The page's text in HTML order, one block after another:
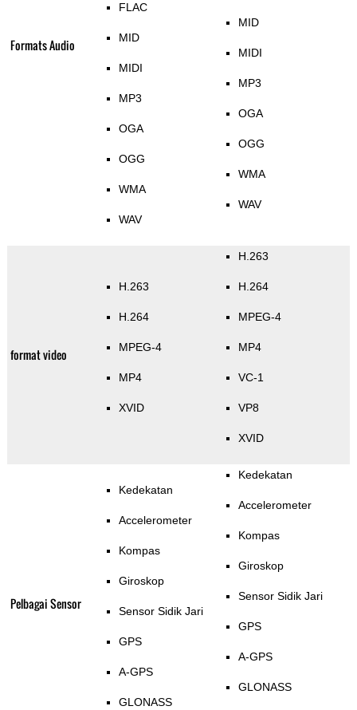
Formats Audio
FLAC
MID
MIDI
MP3
OGA
OGG
WMA
WAV
MID
MIDI
MP3
OGA
OGG
WMA
WAV
format video
H.263
H.264
MPEG-4
MP4
XVID
H.263
H.264
MPEG-4
MP4
VC-1
VP8
XVID
Pelbagai Sensor
Kedekatan
Accelerometer
Kompas
Giroskop
Sensor Sidik Jari
GPS
A-GPS
GLONASS
Kedekatan
Accelerometer
Kompas
Giroskop
Sensor Sidik Jari
GPS
A-GPS
GLONASS